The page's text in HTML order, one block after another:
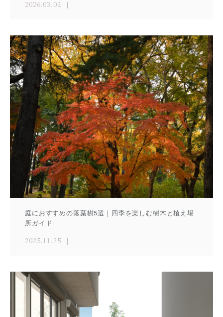
2026.03.02
庭におすすめの落葉樹5選｜四季を楽しむ樹木と植え場
所ガイド
2025.11.25